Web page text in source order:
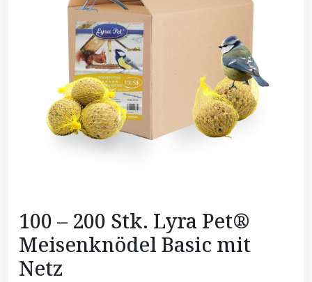
100 – 200 Stk. Lyra Pet®
Meisenknödel Basic mit
Netz